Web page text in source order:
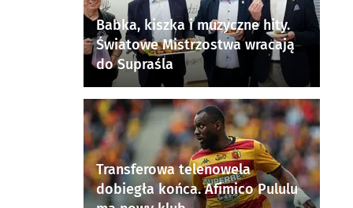
Babka, kiszka i muzyczne hity.
Światowe Mistrzostwa wracają
do Supraśla
Transferowa telenowela
dobiegła końca. Afimico Pululu